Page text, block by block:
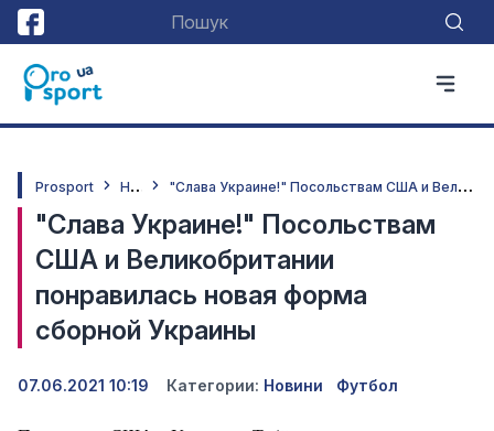
Prosport Н
овини "
Слава Украине!" Посольствам США и Великобритании понравилась новая форма сборной Украины
"Слава Украине!" Посольствам
США и Великобритании
понравилась новая форма
сборной Украины
07.06.2021 10:19 Категории: Новини Футбол